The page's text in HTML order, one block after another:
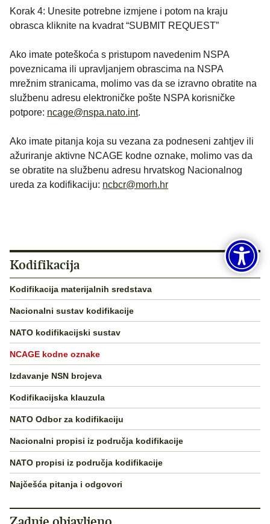
Korak 4: Unesite potrebne izmjene i potom na kraju
obrasca kliknite na kvadrat “SUBMIT REQUEST”
Ako imate poteškoća s pristupom navedenim NSPA
poveznicama ili upravljanjem obrascima na NSPA
mrežnim stranicama, molimo vas da se izravno obratite na
službenu adresu elektroničke pošte NSPA korisničke
potpore: ncage@nspa.nato.int.
Ako imate pitanja koja su vezana za podneseni zahtjev ili
ažuriranje aktivne NCAGE kodne oznake, molimo vas da
se obratite na službenu adresu hrvatskog Nacionalnog
ureda za kodifikaciju: ncbcr@morh.hr
Kodifikacija
Kodifikacija materijalnih sredstava
Nacionalni sustav kodifikacije
NATO kodifikacijski sustav
NCAGE kodne oznake
Izdavanje NSN brojeva
Kodifikacijska klauzula
NATO Odbor za kodifikaciju
Nacionalni propisi iz područja kodifikacije
NATO propisi iz područja kodifikacije
Najčešća pitanja i odgovori